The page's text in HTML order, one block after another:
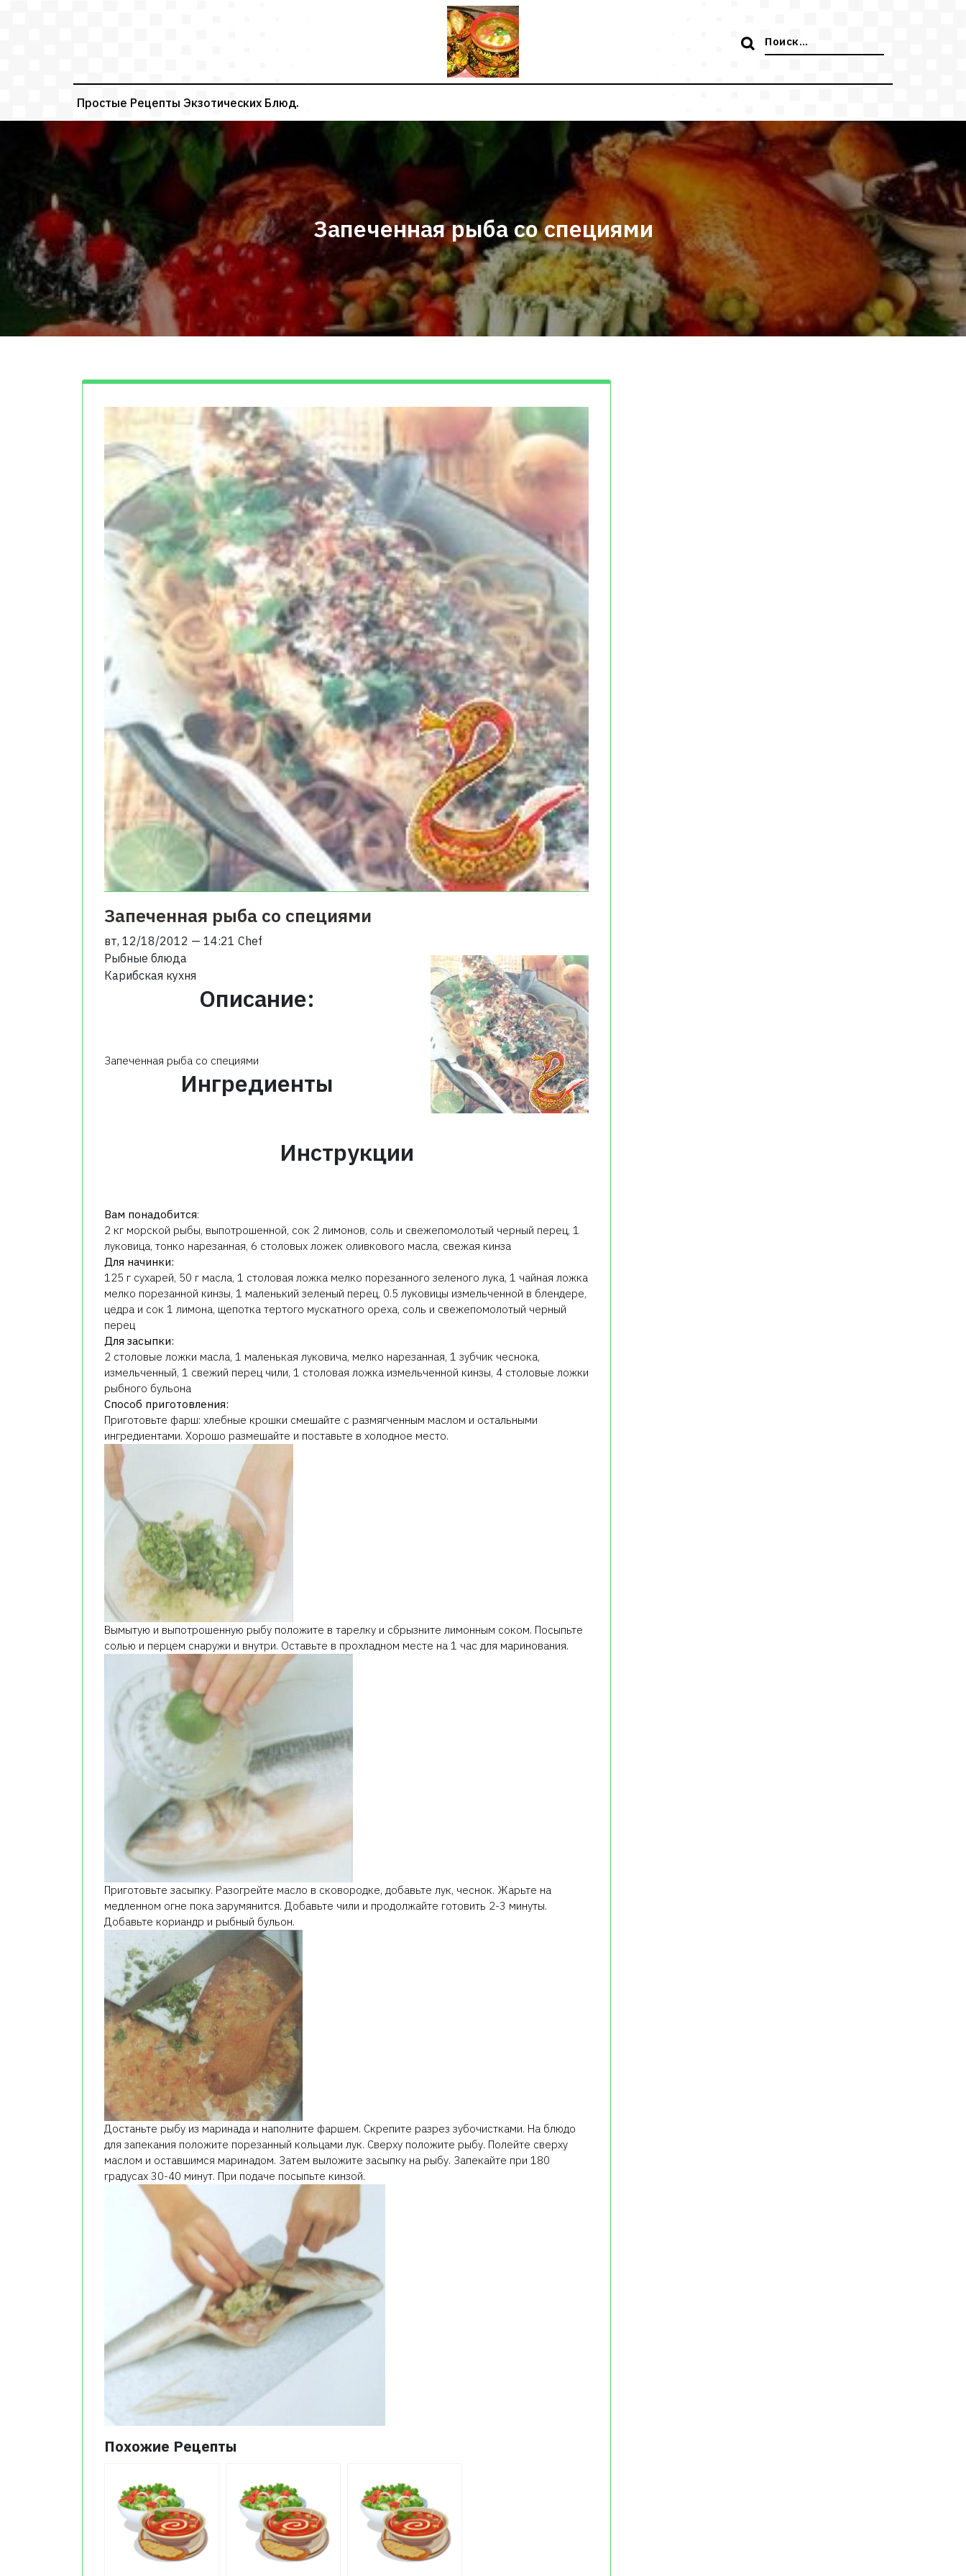
Поиск:
Простые Рецепты Экзотических Блюд.
Запеченная рыба со специями
Запеченная рыба со специями
вт, 12/18/2012 — 14:21 Chef
Рыбные блюда
Карибская кухня
Описание:
Запеченная рыба со специями
Ингредиенты
Инструкции
Вам понадобится:
2 кг морской рыбы, выпотрошенной, сок 2 лимонов, соль и свежепомолотый черный перец, 1
луковица, тонко нарезанная, 6 столовых ложек оливкового масла, свежая кинза
Для начинки:
125 г сухарей, 50 г масла, 1 столовая ложка мелко порезанного зеленого лука, 1 чайная ложка
мелко порезанной кинзы, 1 маленький зеленый перец, 0.5 луковицы измельченной в блендере,
цедра и сок 1 лимона, щепотка тертого мускатного ореха, соль и свежепомолотый черный
перец
Для засыпки:
2 столовые ложки масла, 1 маленькая луковича, мелко нарезанная, 1 зубчик чеснока,
измельченный, 1 свежий перец чили, 1 столовая ложка измельченной кинзы, 4 столовые ложки
рыбного бульона
Способ приготовления:
Приготовьте фарш: хлебные крошки смешайте с размягченным маслом и остальными
ингредиентами. Хорошо размешайте и поставьте в холодное место.
Вымытую и выпотрошенную рыбу положите в тарелку и сбрызните лимонным соком. Посыпьте
солью и перцем снаружи и внутри. Оставьте в прохладном месте на 1 час для маринования.
Приготовьте засыпку. Разогрейте масло в сковородке, добавьте лук, чеснок. Жарьте на
медленном огне пока зарумянится. Добавьте чили и продолжайте готовить 2-3 минуты.
Добавьте кориандр и рыбный бульон.
Достаньте рыбу из маринада и наполните фаршем. Скрепите разрез зубочистками. На блюдо
для запекания положите порезанный кольцами лук. Сверху положите рыбу. Полейте сверху
маслом и оставшимся маринадом. Затем выложите засыпку на рыбу. Запекайте при 180
градусах 30-40 минут. При подаче посыпьте кинзой.
Похожие Рецепты